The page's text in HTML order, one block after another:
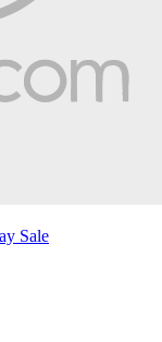
Sale